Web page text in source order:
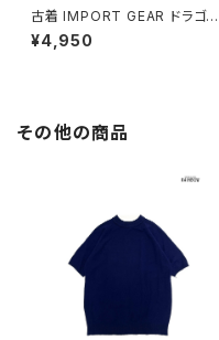
古着 IMPORT GEAR ドラゴン
プリント コットン100％ 半袖 Ｔ
シャツ 黒 (ttu2606049)
¥4,950
その他の商品